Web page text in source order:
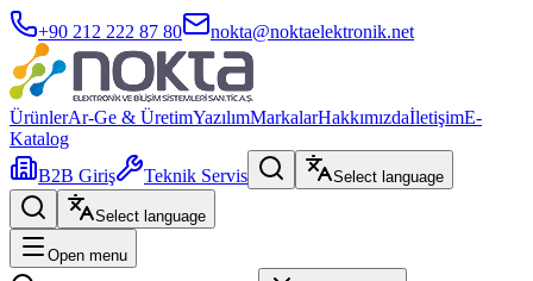
+90 212 222 87 80 nokta@noktaelektronik.net
ÜrünlerAr-Ge & ÜretimYazılımMarkalarHakkımızdaİletişimE-
Katalog
B2B Giriş
Teknik Servis Select language
Select language
Open menu